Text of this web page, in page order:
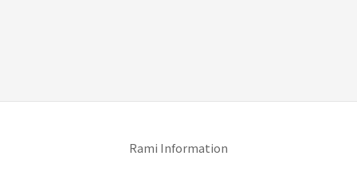
Rami Information